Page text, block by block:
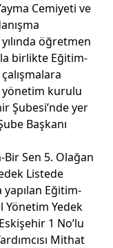
Cemiyeti ve
öğretmen
birlikte Eğitim-
yönetim kurulu
Şubesi’nde yer
Başkanı
Sen 5. Olağan
Listede
yapılan Eğitim-
Yönetim Yedek
1 No’lu
Mithat